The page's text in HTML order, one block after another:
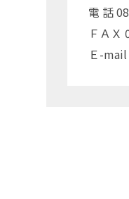
電 話
ＦＡＸ
Ｅ-